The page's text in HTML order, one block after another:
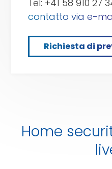
Tel: +41 58 910 27
contatto via e-
Richiesta di
Home